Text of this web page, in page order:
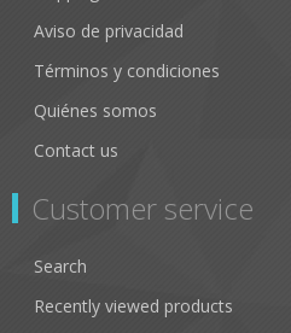
Aviso de privacidad
Términos y condiciones
Quiénes somos
Contact us
Customer service
Search
Recently viewed products